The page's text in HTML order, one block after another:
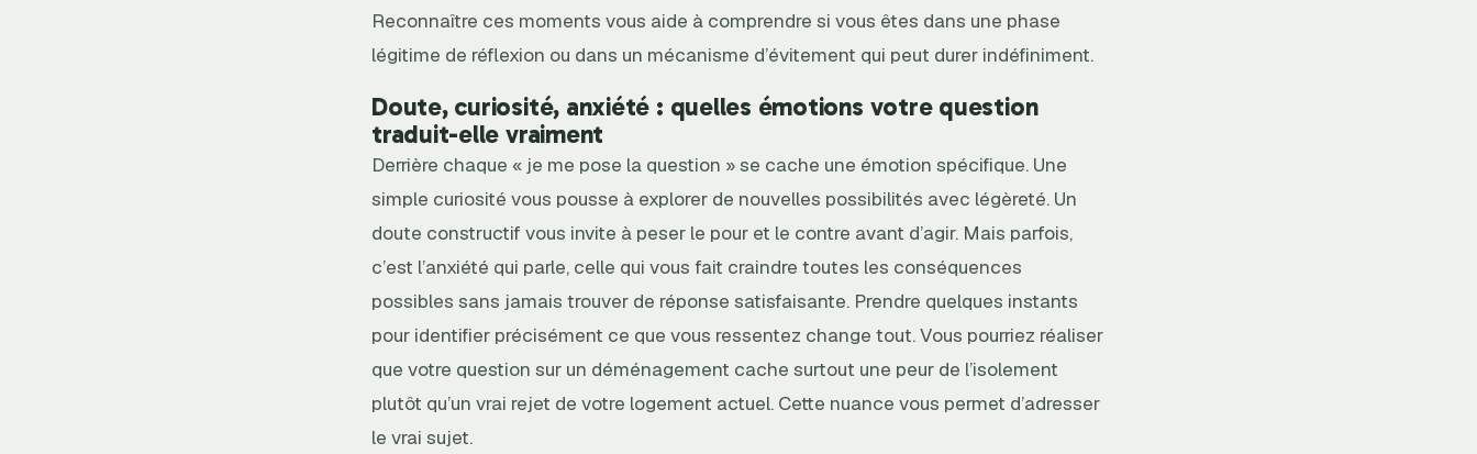
Reconnaître ces moments vous aide à comprendre si vous êtes dans une phase
légitime de réflexion ou dans un mécanisme d’évitement qui peut durer indéfiniment.
Doute, curiosité, anxiété : quelles émotions votre question
traduit-elle vraiment
Derrière chaque « je me pose la question » se cache une émotion spécifique. Une
simple curiosité vous pousse à explorer de nouvelles possibilités avec légèreté. Un
doute constructif vous invite à peser le pour et le contre avant d’agir. Mais parfois,
c’est l’anxiété qui parle, celle qui vous fait craindre toutes les conséquences
possibles sans jamais trouver de réponse satisfaisante. Prendre quelques instants
pour identifier précisément ce que vous ressentez change tout. Vous pourriez réaliser
que votre question sur un déménagement cache surtout une peur de l’isolement
plutôt qu’un vrai rejet de votre logement actuel. Cette nuance vous permet d’adresser
le vrai sujet.